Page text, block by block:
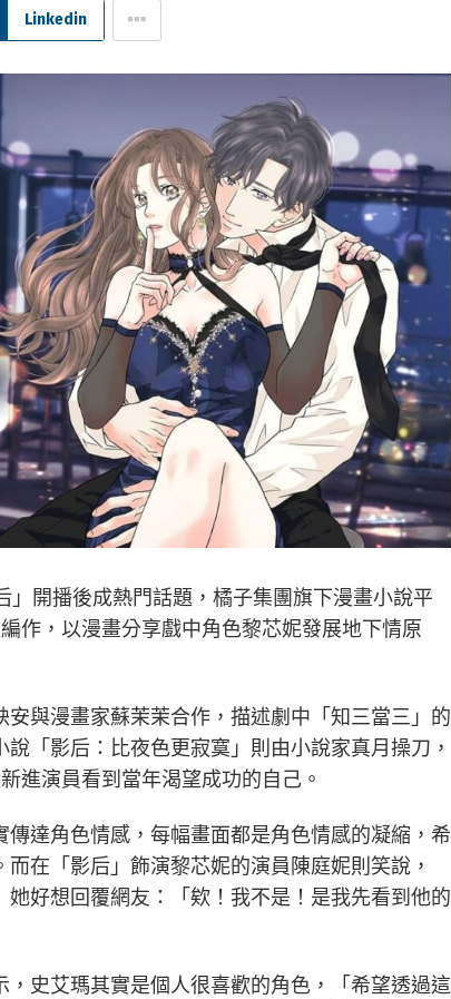
Linkedin
開播後成熱門話題，橘子集團旗下漫畫小說平
作，以漫畫分享戲中角色黎芯妮發展地下情原
與漫畫家蘇茉茉合作，描述劇中「知三當三」的
「影后：比夜色更寂寞」則由小說家真月操刀，
進演員看到當年渴望成功的自己。
達角色情感，每幅畫面都是角色情感的凝縮，希
在「影后」飾演黎芯妮的演員陳庭妮則笑說，
好想回覆網友：「欸！我不是！是我先看到他的
史艾瑪其實是個人很喜歡的角色，「希望透過這